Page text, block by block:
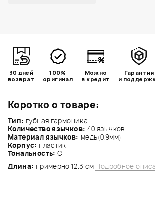
Коротко о товаре:
Тип: губная гармоника
Количество язычков: 40 язычков
Материал язычков: медь(0.9мм)
Корпус: пластик
Тональность: C
Длина: примерно 12.3 см Подробное
30 дней
возврат
100%
оригинал
Можно
в кредит
Гарантия
и